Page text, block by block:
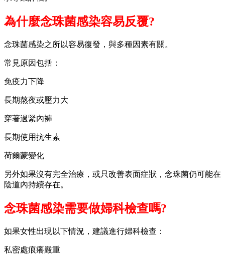
為什麼念珠菌感染容易反覆?
念珠菌感染之所以容易復發，與多種因素有關。
常見原因包括：
免疫力下降
長期熬夜或壓力大
穿著過緊內褲
長期使用抗生素
荷爾蒙變化
另外如果沒有完全治療，或只改善表面症狀，念珠菌仍可能在
陰道內持續存在。
念珠菌感染需要做婦科檢查嗎?
如果女性出現以下情況，建議進行婦科檢查：
私密處痕癢嚴重